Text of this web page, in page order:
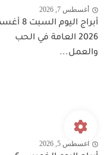
أغسطس 7, 2026
أبراج
2026 العامة في الحب
والعمل...
أغسطس 5, 2026